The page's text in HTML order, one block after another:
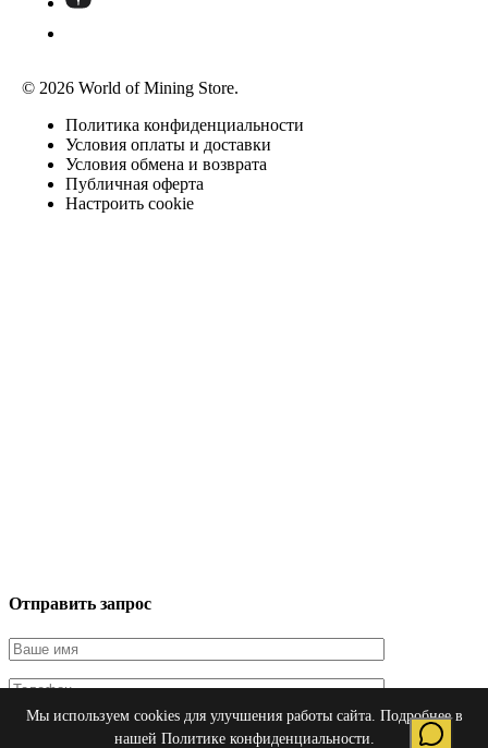
© 2026 World of Mining Store.
Политика конфиденциальности
Условия оплаты и доставки
Условия обмена и возврата
Публичная оферта
Настроить cookie
Отправить запрос
Я даю согласие на обработку персональных данных в
Мы используем cookies для улучшения работы сайта. Подробнее в
нашей Политике конфиденциальности.